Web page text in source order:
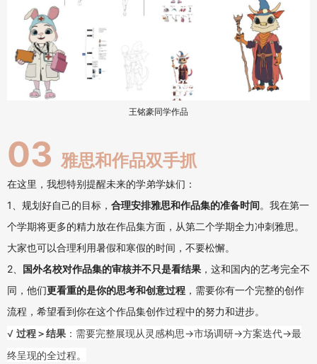
王铭豪同学作品
03 雅思和作品双手抓
在这里，我想特别提醒未来的学弟学妹们：
1、规划好自己的目标， 合理安排雅思和作品集的准备时间。我在第一
个学期将更多的精力放在作品集方面，从第二个学期全力冲刺雅思。
大家也可以合理利用暑假和寒假的时间，不要松懈。
2、 国外名校对作品集的审核并不只是看结果 ，这和国内的艺考完全不
同，他们更看重的是你的思考和创意过程 ，需要你有一个完整的创作
流程，希望看到你在这个作品集创作过程中的努力和进步。
√ 过程＞结果 ：需要完整展现从灵感构思→市场调研→方案迭代→最
终呈现的全过程。